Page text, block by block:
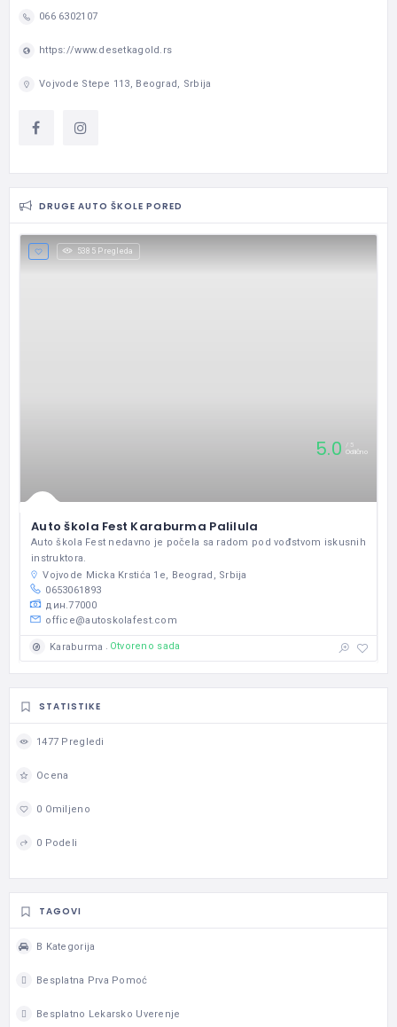
066 6302107
https://www.desetkagold.rs
Vojvode Stepe 113, Beograd, Srbija
DRUGE AUTO ŠKOLE PORED
5385 Pregleda
5.0
5
Odlično
Auto škola Fest Karaburma Palilula
Auto škola Fest nedavno je počela sa radom pod vođstvom iskusnih
instruktora.
Vojvode Micka Krstića 1e, Beograd, Srbija
0653061893
дин.77000
office@autoskolafest.com
Karaburma Otvoreno sada
STATISTIKE
1477 Pregledi
Ocena
0 Omiljeno
0 Podeli
TAGOVI
B Kategorija
Besplatna Prva Pomoć
Besplatno Lekarsko Uverenje